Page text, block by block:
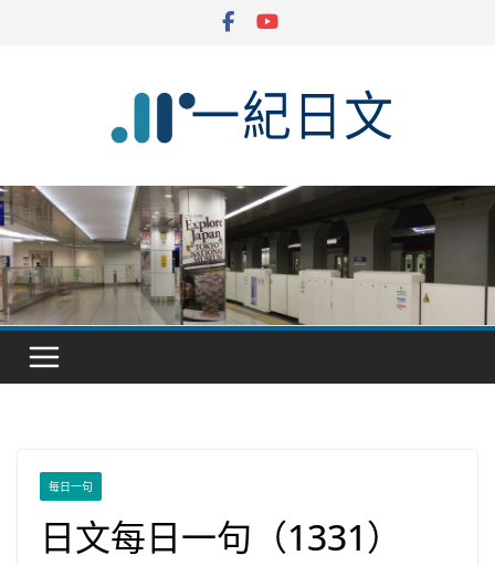
每日一句
日文每日一句（1331）